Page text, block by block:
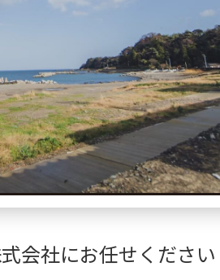
会社にお任せくださ